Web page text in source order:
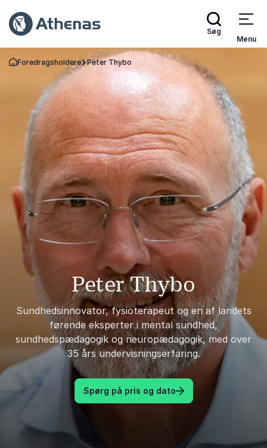
Søg
Menu
Tilbage til forsiden
Foredragsholdere Peter Thybo
Peter Thybo
Sundhedsinnovator, fysioterapeut og en af landets
førende eksperter i mental sundhed,
sundhedspædagogik og neuropædagogik, med over
35 års undervisningserfaring.
Spørg på pris og dato